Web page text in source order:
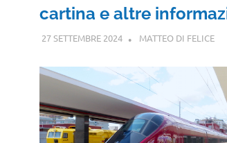
cartina e altre
27 SETTEMBRE 2024 MATTEO DI FELICE